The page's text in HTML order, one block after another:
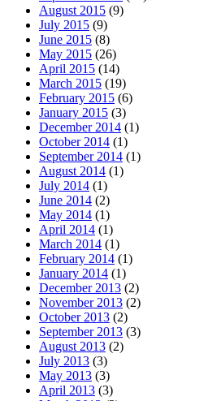
August 2015 (9)
July 2015 (9)
June 2015 (8)
May 2015 (26)
April 2015 (14)
March 2015 (19)
February 2015 (6)
January 2015 (3)
December 2014 (1)
October 2014 (1)
September 2014 (1)
August 2014 (1)
July 2014 (1)
June 2014 (2)
May 2014 (1)
April 2014 (1)
March 2014 (1)
February 2014 (1)
January 2014 (1)
December 2013 (2)
November 2013 (2)
October 2013 (2)
September 2013 (3)
August 2013 (2)
July 2013 (3)
May 2013 (3)
April 2013 (3)